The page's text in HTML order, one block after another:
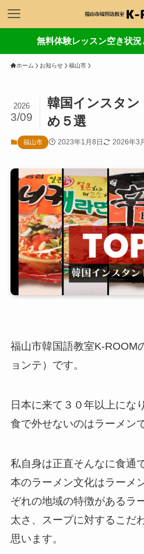
無料体験レッスン空き状
ホーム お知らせ 福山市
韓国インスタ
め５選
2026
3/09
福山市 2023年1月8日 2026年3
福山市韓国語教室K-ROOM
ョンテ）です。
日本に来て３０年以上にな
食で外せないのはラーメン
私自身は正直そんなに食通
本のラーメン文化はラーメ
ぞれの地域の特徴があるラ
太さ、スープに対するこだ
思います。